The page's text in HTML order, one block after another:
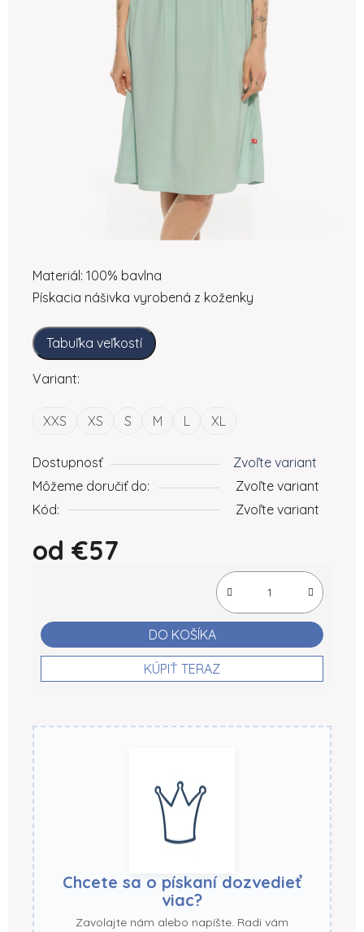
Materiál: 100% bavlna
Pískacia nášivka vyrobená z koženky
Tabuľka veľkostí
Variant:
XXS XS S M L XL
Dostupnosť
Zvoľte variant
Môžeme doručiť do:
Zvoľte variant
Kód:
Zvoľte variant
od €57
DO KOŠÍKA
KÚPIŤ TERAZ
Chcete sa o pískaní dozvedieť
viac?
Zavolajte nám alebo napíšte. Radi vám